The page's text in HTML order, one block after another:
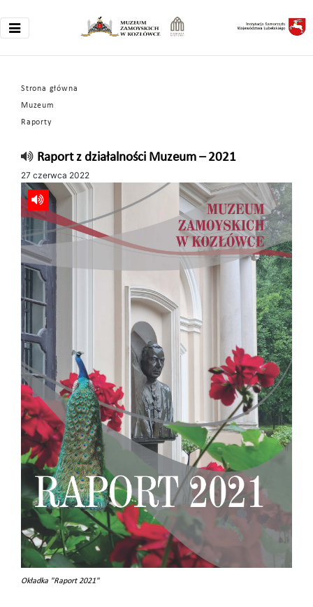
Strona główna
Muzeum
Raporty
Raport z działalności Muzeum – 2021
27 czerwca 2022
Okładka "Raport 2021"